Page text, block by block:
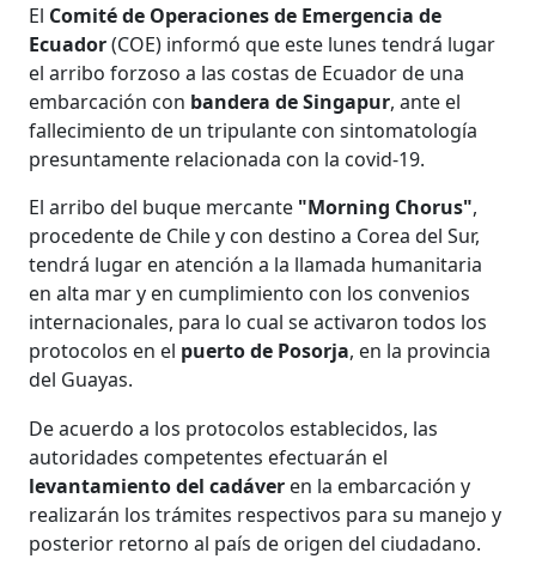
El Comité de Operaciones de Emergencia de
Ecuador(COE) informó que este lunes tendrá lugar
el arribo forzoso a las costas de Ecuador de una
embarcación con bandera de Singapur, ante el
fallecimiento de un tripulante con sintomatología
presuntamente relacionada con la covid-19.
El arribo del buque mercante "Morning Chorus",
procedente de Chile y con destino a Corea del Sur,
tendrá lugar en atención a la llamada humanitaria
en alta mar y en cumplimiento con los convenios
internacionales, para lo cual se activaron todos los
protocolos en el puerto de Posorja, en la provincia
del Guayas.
De acuerdo a los protocolos establecidos, las
autoridades competentes efectuarán el
levantamiento del cadáver en la embarcación y
realizarán los trámites respectivos para su manejo y
posterior retorno al país de origen del ciudadano.